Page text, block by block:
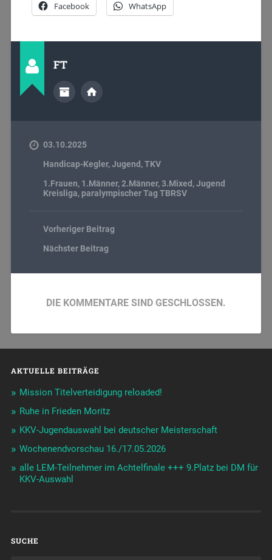
Facebook WhatsApp
FT
03.10.2025
Handicap-Kegler,Jugend ,TKV
1.Frauen, 1.Männer,2.Männer,3.Mixed ,Jugend
Kreisliga, paralympischer Tag TBRSV
Vorheriger Beitrag
Nächster Beitrag
DIE KOMMENTARE SIND GESCHLOSSEN.
AKTUELLE BEITRÄGE
Mission Titelverteidigung reloaded!
Ruhe in Frieden Moritz
KKV-Jugendauswahl bei deutscher Meisterschaft
Wochenendvorschau 16./17.05.2026
alle LEM-Teilnehmer im Achtelfinale +++ 9.Platz bei DM für
KKV-Auswahl
SUCHE